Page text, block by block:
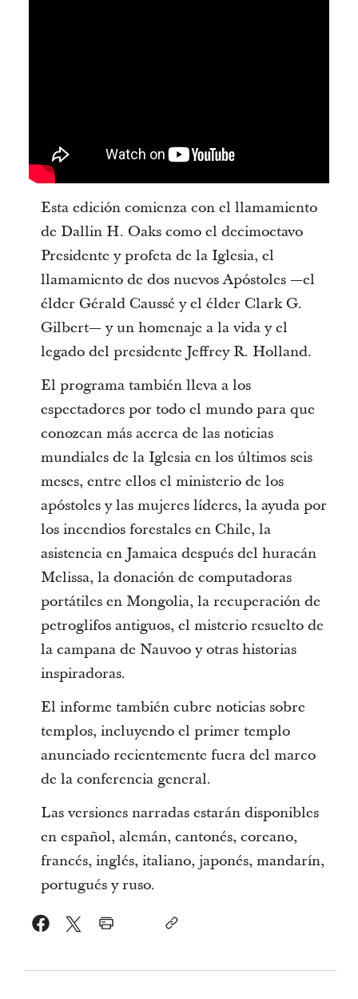
Esta edición comienza con el llamamiento
de Dallin H. Oaks como el decimoctavo
Presidente y profeta de la Iglesia, el
llamamiento de dos nuevos Apóstoles —el
élder Gérald Caussé y el élder Clark G.
Gilbert— y un homenaje a la vida y el
legado del presidente Jeffrey R. Holland.
El programa también lleva a los
espectadores por todo el mundo para que
conozcan más acerca de las noticias
mundiales de la Iglesia en los últimos seis
meses, entre ellos el ministerio de los
apóstoles y las mujeres líderes, la ayuda por
los incendios forestales en Chile, la
asistencia en Jamaica después del huracán
Melissa, la donación de computadoras
portátiles en Mongolia, la recuperación de
petroglifos antiguos, el misterio resuelto de
la campana de Nauvoo y otras historias
inspiradoras.
El informe también cubre noticias sobre
templos, incluyendo el primer templo
anunciado recientemente fuera del marco
de la conferencia general.
Las versiones narradas estarán disponibles
en español, alemán, cantonés, coreano,
francés, inglés, italiano, japonés, mandarín,
portugués y ruso.